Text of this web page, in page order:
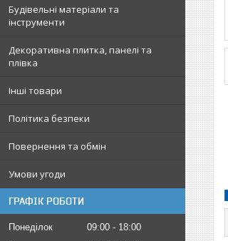
Будівельні матеріали та
інструменти
Декоративна плитка, панелі та
плівка
Інші товари
Політика безпеки
Повернення та обмін
Умови угоди
ГРАФІК РОБОТИ
Понеділок 09:00
18:00